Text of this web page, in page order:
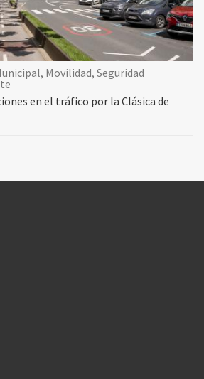
Movilidad, Seguridad
en el tráfico por la Clásica de